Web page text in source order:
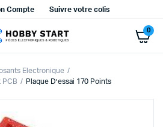
Compte Suivre votre colis
0
Electronique
PCB
Plaque D’essai 170 Points